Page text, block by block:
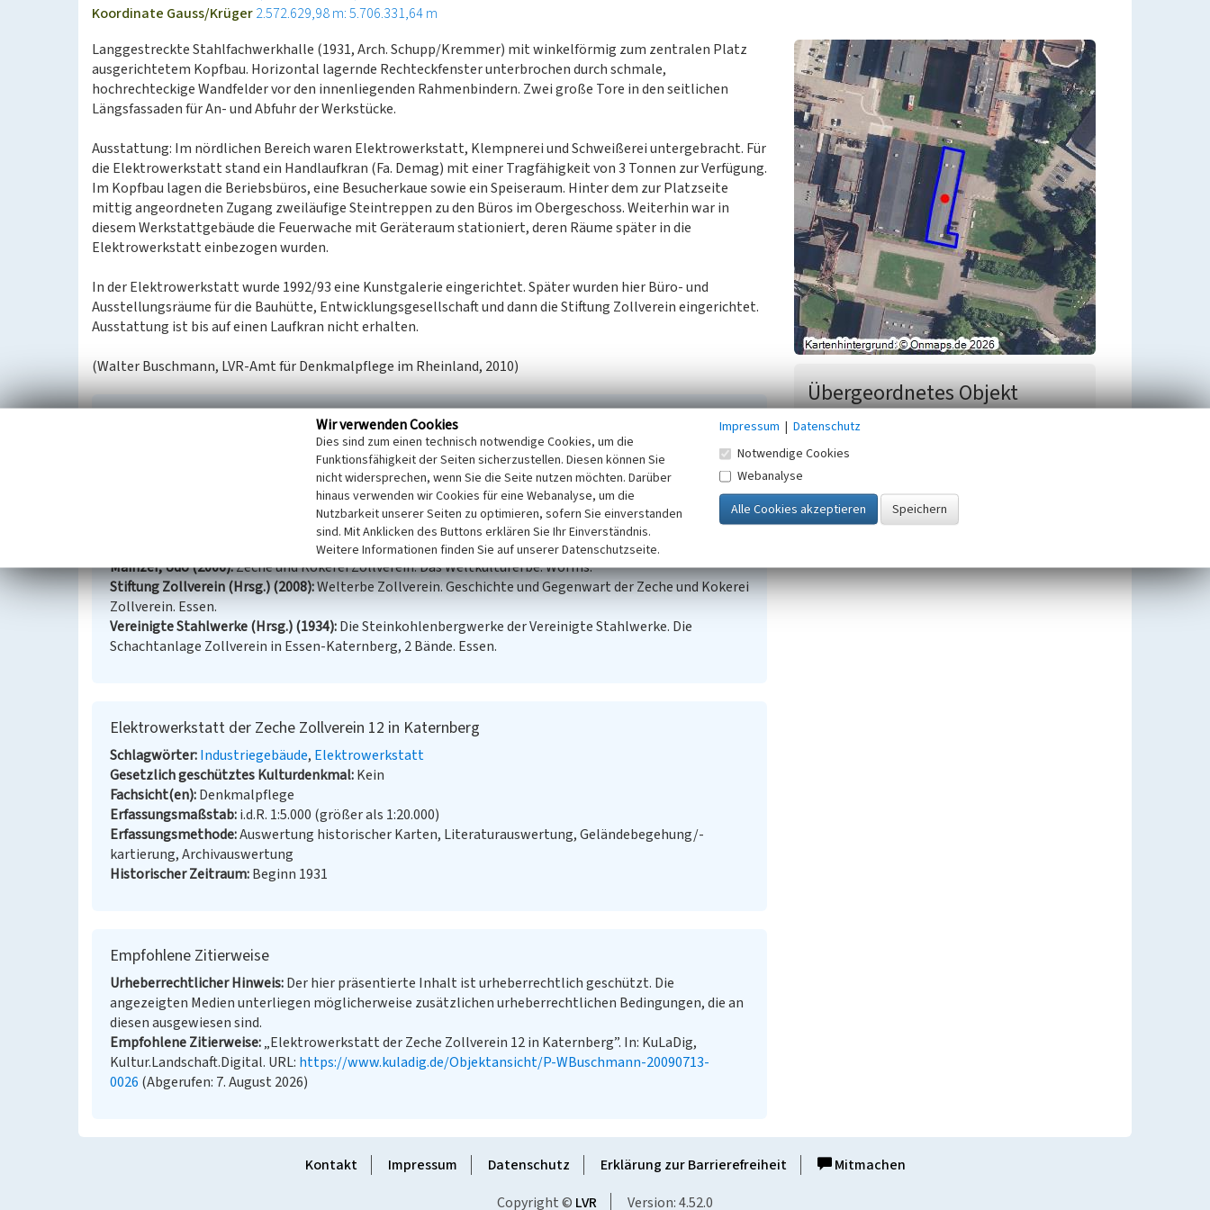
Koordinate Gauss/Krüger2.572.629,98 m: 5.706.331,64 m
Langgestreckte Stahlfachwerkhalle (1931, Arch. Schupp/Kremmer) mit winkelförmig zum zentralen Platz
ausgerichtetem Kopfbau. Horizontal lagernde Rechteckfenster unterbrochen durch schmale,
hochrechteckige Wandfelder vor den innenliegenden Rahmenbindern. Zwei große Tore in den seitlichen
Längsfassaden für An- und Abfuhr der Werkstücke.
Ausstattung: Im nördlichen Bereich waren Elektrowerkstatt, Klempnerei und Schweißerei untergebracht. Für
die Elektrowerkstatt stand ein Handlaufkran (Fa. Demag) mit einer Tragfähigkeit von 3 Tonnen zur Verfügung.
Im Kopfbau lagen die Beriebsbüros, eine Besucherkaue sowie ein Speiseraum. Hinter dem zur Platzseite
mittig angeordneten Zugang zweiläufige Steintreppen zu den Büros im Obergeschoss. Weiterhin war in
diesem Werkstattgebäude die Feuerwache mit Geräteraum stationiert, deren Räume später in die
Elektrowerkstatt einbezogen wurden.
In der Elektrowerkstatt wurde 1992/93 eine Kunstgalerie eingerichtet. Später wurden hier Büro- und
Ausstellungsräume für die Bauhütte, Entwicklungsgesellschaft und dann die Stiftung Zollverein eingerichtet.
Ausstattung ist bis auf einen Laufkran nicht erhalten.
(Walter Buschmann, LVR-Amt für Denkmalpflege im Rheinland, 2010)
Zechen und Kokereien im rheinischen Steinkohlenbergbau.. Aachener Revier
und westliches Ruhrgebiet. (Die Bau- und Kunstdenkmäler des Rheinlandes 1.) Berlin.
Geschichtswerkstatt Zollverein (Hrsg.) (1996) Zeche Zollverein. Einblicke in die Geschichte eines
Wanderungen durch Zollverein. Das Bergwerk und seine industrielle
Mainzer, Udo (2006) Zeche und Kokerei Zollverein. Das Weltkulturerbe. Worms.
Stiftung Zollverein (Hrsg.) (2008) Welterbe Zollverein. Geschichte und Gegenwart der Zeche und Kokerei
Zollverein. Essen.
Vereinigte Stahlwerke (Hrsg.) (1934) Die Steinkohlenbergwerke der Vereinigte Stahlwerke. Die
Schachtanlage Zollverein in Essen-Katernberg, 2 Bände. Essen.
Elektrowerkstatt der Zeche Zollverein 12 in Katernberg
Schlagwörter Industriegebäude Elektrowerkstatt
Gesetzlich geschütztes Kulturdenkmal Kein
Fachsicht(en) Denkmalpflege
Erfassungsmaßstab i.d.R. 1:5.000 (größer als 1:20.000)
Erfassungsmethode Auswertung historischer Karten, Literaturauswertung, Geländebegehung/-
kartierung, Archivauswertung
Historischer Zeitraum Beginn 1931
Empfohlene Zitierweise
Urheberrechtlicher Hinweis Der hier präsentierte Inhalt ist urheberrechtlich geschützt. Die
angezeigten Medien unterliegen möglicherweise zusätzlichen urheberrechtlichen Bedingungen, die an
diesen ausgewiesen sind.
Empfohlene Zitierweise „Elektrowerkstatt der Zeche Zollverein 12 in Katernberg”. In: KuLaDig,
Kultur.Landschaft.Digital. URL: https://www.kuladig.de/Objektansicht/P-WBuschmann-20090713-
0026 (Abgerufen: 7. August 2026)
Übergeordnetes Objekt
Zeche Zollverein 12 in
Beginn 1928
Kontakt Impressum Datenschutz Erklärung zur Barrierefreiheit
Mitmachen
Copyright © LVR Version: 4.52.0
Wir verwenden Cookies
Dies sind zum einen technisch notwendige Cookies, um die
Funktionsfähigkeit der Seiten sicherzustellen. Diesen können Sie
nicht widersprechen, wenn Sie die Seite nutzen möchten. Darüber
hinaus verwenden wir Cookies für eine Webanalyse, um die
Nutzbarkeit unserer Seiten zu optimieren, sofern Sie einverstanden
sind. Mit Anklicken des Buttons erklären Sie Ihr Einverständnis.
Weitere Informationen finden Sie auf unserer Datenschutzseite.
Impressum | Datenschutz
Notwendige Cookies
Webanalyse